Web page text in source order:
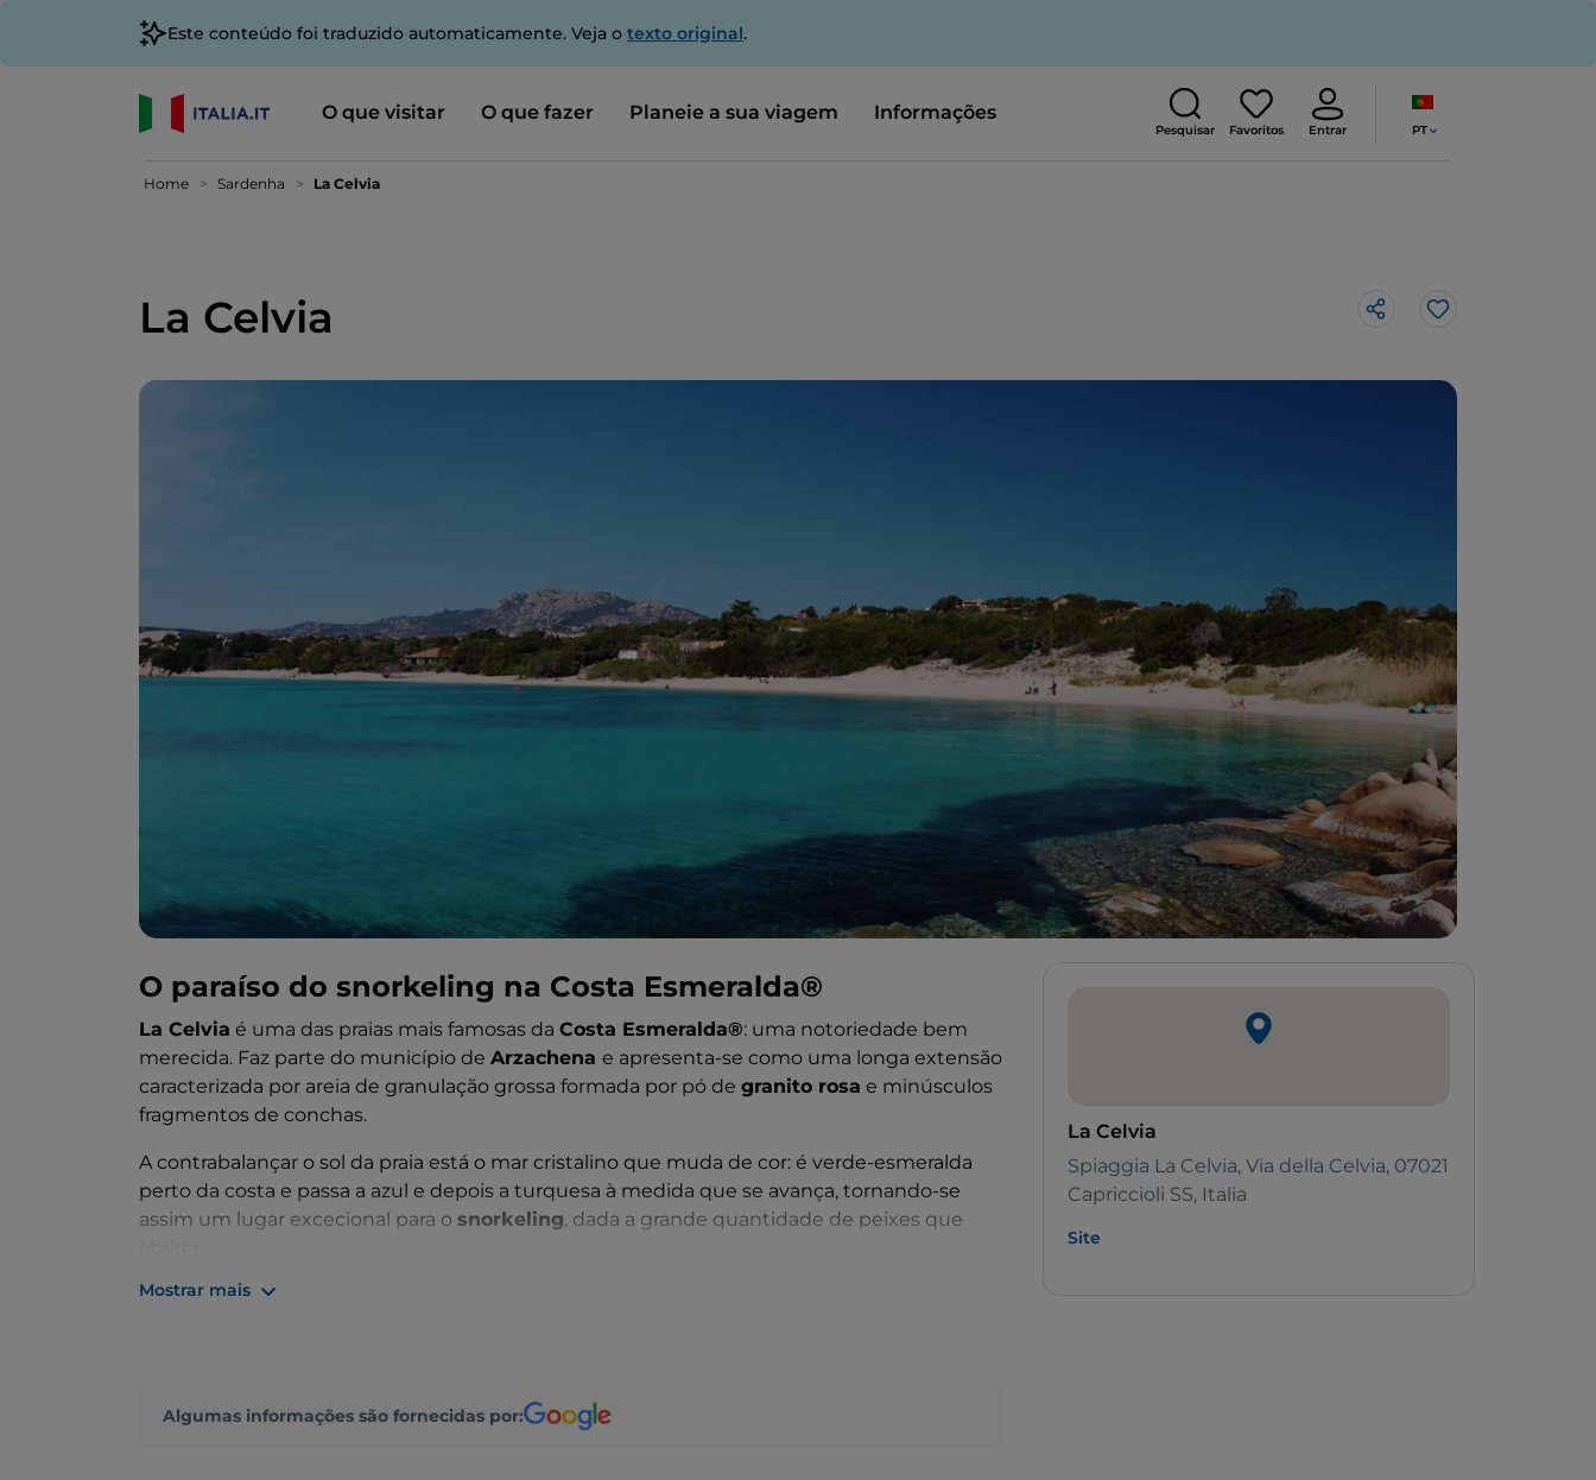
Este conteúdo foi traduzido automaticamente. Veja o texto original.
O que visitar O que fazer Planeie a sua viagem Informações
Pesquisar Favoritos Entrar PT
Home Sardenha La Celvia
La Celvia Gosto
O paraíso do snorkeling na Costa Esmeralda®
La Celvia é uma das praias mais famosas da Costa Esmeralda®: uma notoriedade bem
merecida. Faz parte do município de Arzachena e apresenta-se como uma longa extensão
caracterizada por areia de granulação grossa formada por pó de granito rosa e minúsculos
fragmentos de conchas.
A contrabalançar o sol da praia está o mar cristalino que muda de cor: é verde-esmeralda
perto da costa e passa a azul e depois a turquesa à medida que se avança, tornando-se
assim um lugar excecional para o snorkeling, dada a grande quantidade de peixes que
Por toda parte está presente o aroma a maqui mediterrâneo que dá a La Celvia a aparência
Sardenha: com uma boa caminhada, pode-se chegar a
direção oposta se chega à praia do Elefante. Não se esqueça de visitar
Mostrar mais
Algumas informações são fornecidas por:
La Celvia
Spiaggia La Celvia, Via della Celvia, 07021
Capriccioli SS, Italia
Site